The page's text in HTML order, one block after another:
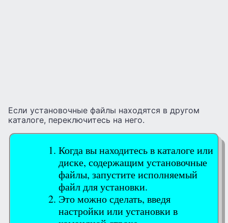
Если установочные файлы находятся в другом
каталоге, переключитесь на него.
Когда вы находитесь в каталоге или
диске, содержащим установочные
файлы, запустите исполняемый
файл для установки.
Это можно сделать, введя
настройки или установки в